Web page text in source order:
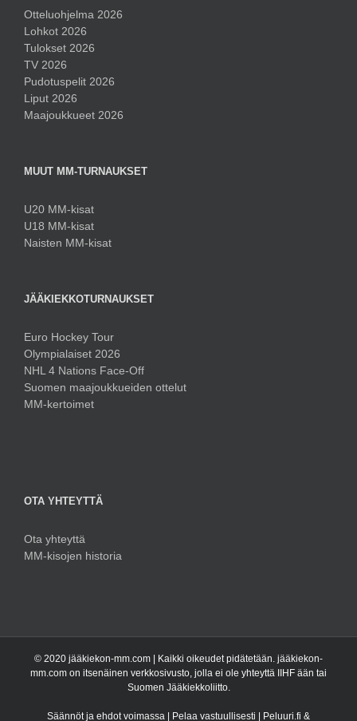
Otteluohjelma 2026
Lohkot 2026
Tulokset 2026
TV 2026
Pudotuspelit 2026
Liput 2026
Maajoukkueet 2026
MUUT MM-TURNAUKSET
U20 MM-kisat
U18 MM-kisat
Naisten MM-kisat
JÄÄKIEKKOTURNAUKSET
Euro Hockey Tour
Olympialaiset 2026
NHL 4 Nations Face-Off
Suomen maajoukkueiden ottelut
MM-kertoimet
OTA YHTEYTTÄ
Ota yhteyttä
MM-kisojen historia
© 2020 jääkiekon-mm.com | Kaikki oikeudet pidätetään. jääkiekon-
mm.com on itsenäinen verkkosivusto, jolla ei ole yhteyttä IIHF ään tai
Suomen Jääkiekkoliitto.
Säännöt ja ehdot voimassa | Pelaa vastuullisesti | Peluuri.fi &